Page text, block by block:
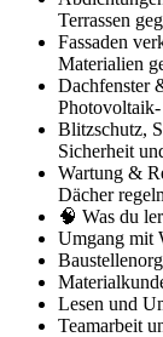
Terrassen
Fassaden
Materialien
Dachfenster
Photovoltaik-
Blitzschutz,
Sicherheit
Wartung &
Dächer
🧠 Was du
Umgang mit
Lesen und
Teamarbeit